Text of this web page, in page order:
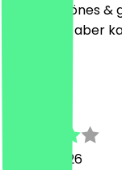
Super schönes
versteckt, aber
24. Juli 2026